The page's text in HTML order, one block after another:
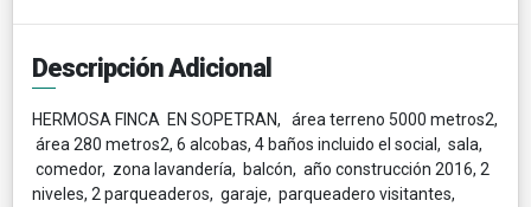
Descripción Adicional
HERMOSA FINCA EN SOPETRAN, área terreno 5000 metros2,
área 280 metros2, 6 alcobas, 4 baños incluido el social, sala,
comedor, zona lavandería, balcón, año construcción 2016, 2
niveles, 2 parqueaderos, garaje, parqueadero visitantes,